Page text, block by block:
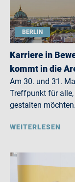
BERLIN
Karriere in
kommt in die
Am 30. und 31.
Treffpunkt für
gestalten
WEITERLESEN